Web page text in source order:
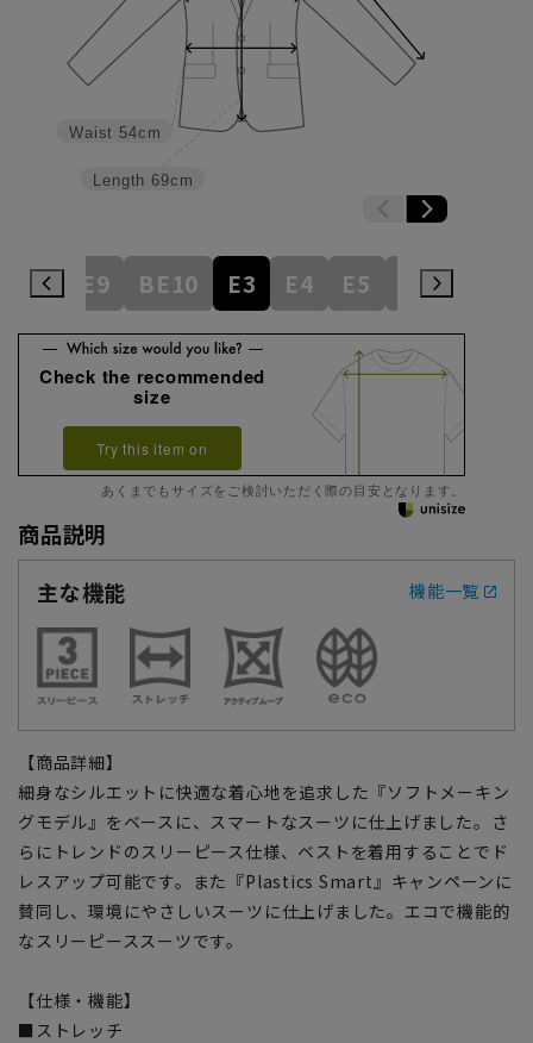
Length 69cm
Waist 54cm
BE9 BE10 E3 E4 E5 E6
Check the recommended
size
Try this item on
あくまでもサイズをご検討いただく際の目安となります。
商品説明
主な機能
機能一覧
【商品詳細】
細身なシルエットに快適な着心地を追求した『ソフトメーキン
グモデル』をベースに、スマートなスーツに仕上げました。さ
らにトレンドのスリーピース仕様、ベストを着用することでド
レスアップ可能です。また『Plastics Smart』キャンペーンに
賛同し、環境にやさしいスーツに仕上げました。エコで機能的
なスリーピーススーツです。
【仕様・機能】
■ストレッチ